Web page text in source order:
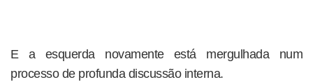
E a esquerda novamente está mergulhada num
processo de profunda discussão interna.